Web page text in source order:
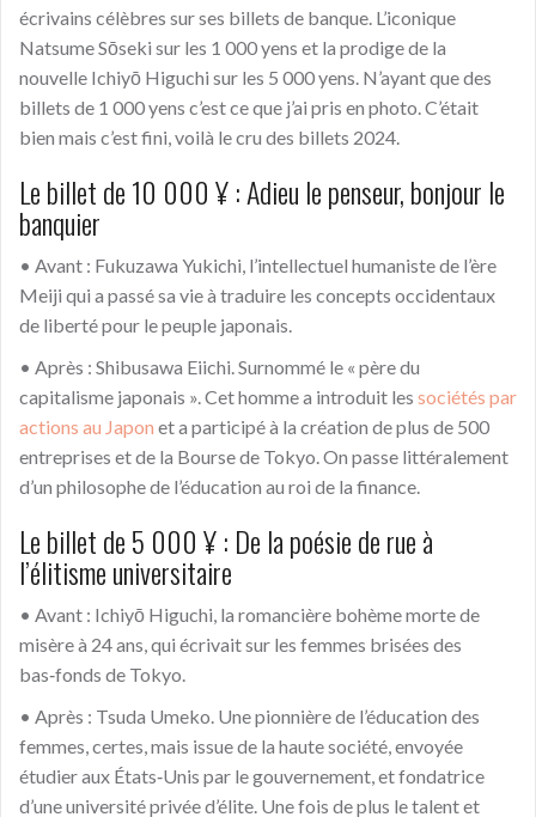
écrivains célèbres sur ses billets de banque. L’iconique
Natsume Sōseki sur les 1 000 yens et la prodige de la
nouvelle Ichiyō Higuchi sur les 5 000 yens. N’ayant que des
billets de 1 000 yens c’est ce que j’ai pris en photo. C’était
bien mais c’est fini, voilà le cru des billets 2024.
Le billet de 10 000 ¥ : Adieu le penseur, bonjour le
banquier
• Avant : Fukuzawa Yukichi, l’intellectuel humaniste de l’ère
Meiji qui a passé sa vie à traduire les concepts occidentaux
de liberté pour le peuple japonais.
• Après : Shibusawa Eiichi. Surnommé le « père du
capitalisme japonais ». Cet homme a introduit les sociétés par
actions au Japon et a participé à la création de plus de 500
entreprises et de la Bourse de Tokyo. On passe littéralement
d’un philosophe de l’éducation au roi de la finance.
Le billet de 5 000 ¥ : De la poésie de rue à
l’élitisme universitaire
• Avant : Ichiyō Higuchi, la romancière bohème morte de
misère à 24 ans, qui écrivait sur les femmes brisées des
bas‑fonds de Tokyo.
• Après : Tsuda Umeko. Une pionnière de l’éducation des
femmes, certes, mais issue de la haute société, envoyée
étudier aux États‑Unis par le gouvernement, et fondatrice
d’une université privée d’élite. Une fois de plus le talent et